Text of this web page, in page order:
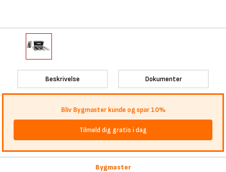
Beskrivelse Dokumenter
Bliv Bygmaster kunde og spar 10%
Tilmeld dig gratis i dag
Bygmaster